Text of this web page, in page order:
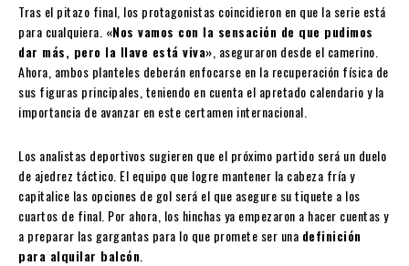
Tras el pitazo final, los protagonistas coincidieron en que la serie está
para cualquiera. «Nos vamos con la sensación de que pudimos
dar más, pero la llave está viva» , aseguraron desde el camerino.
Ahora, ambos planteles deberán enfocarse en la recuperación física de
sus figuras principales, teniendo en cuenta el apretado calendario y la
importancia de avanzar en este certamen internacional.
Los analistas deportivos sugieren que el próximo partido será un duelo
de ajedrez táctico. El equipo que logre mantener la cabeza fría y
capitalice las opciones de gol será el que asegure su tiquete a los
cuartos de final. Por ahora, los hinchas ya empezaron a hacer cuentas y
a preparar las gargantas para lo que promete ser una definición
para alquilar balcón